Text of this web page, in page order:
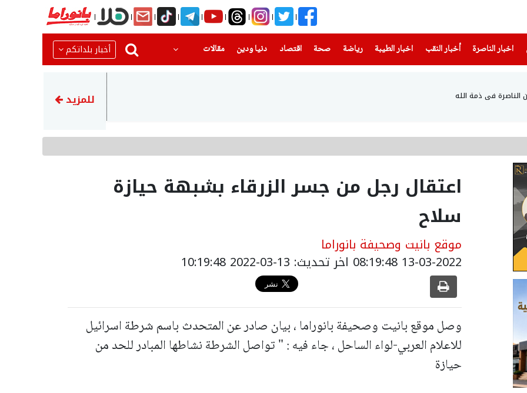
اخبار الناصرة
(current) أخبار النقب اخبار الطيبة(current) رياضة
(current) صحة(current) اقتصاد دنيا ودين
(current) مقالات أخبار بلداتكم
الناصرة في ذمة الله المحامي زكي كمال يكتب في
للمزيد
اعتقال رجل من جسر الزرقاء بشبهة حيازة
سلاح
موقع بانيت وصحيفة بانوراما
13-03-2022 08:19:48 اخر تحديث: 13-03-2022 10:19:48
وصل موقع بانيت وصحيفة بانوراما ، بيان صادر عن المتحدث باسم شرطة اسرائيل
للاعلام العربي-لواء الساحل ، جاء فيه : " تواصل الشرطة نشاطها المبادر للحد من
حيازة